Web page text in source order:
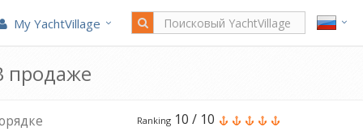
My YachtVillage
продаже
ПРОДАЖИ
Master
Ranking 10 / 10